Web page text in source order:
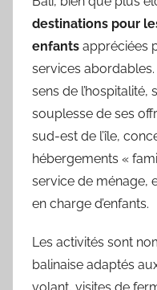
destinations pour
enfants appréciées
services abordables.
sens de l’hospitalité,
souplesse de ses
sud-est de l’île,
hébergements «
service de ménage,
en charge d’enfants.
Les activités sont
balinaise adaptés